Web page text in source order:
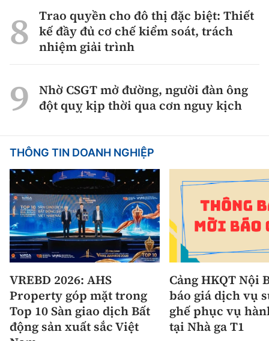
Trao quyền cho đô thị đặc biệt: Thiết
kế đầy đủ cơ chế kiểm soát, trách
nhiệm giải trình
Nhờ CSGT mở đường, người đàn ông
đột quỵ kịp thời qua cơn nguy kịch
THÔNG TIN DOANH NGHIỆP
VREBD 2026: AHS
Property góp mặt trong
Top 10 Sàn giao dịch Bất
động sản xuất sắc Việt
Cảng HKQT Nội
báo giá dịch vụ
ghế phục vụ
tại Nhà ga T1